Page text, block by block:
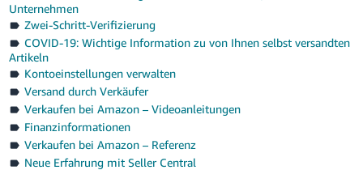
Deutsch
Türk
- TR
Deutsch
- DE
Español
- ES
Anmelden
Unternehmen
Zwei-Schritt-Verifizierung
COVID-19: Wichtige Information zu von Ihnen selbst versandten
Artikeln
Kontoeinstellungen verwalten
Versand durch Verkäufer
Verkaufen bei Amazon – Videoanleitungen
Finanzinformationen
Verkaufen bei Amazon – Referenz
Neue Erfahrung mit Seller Central